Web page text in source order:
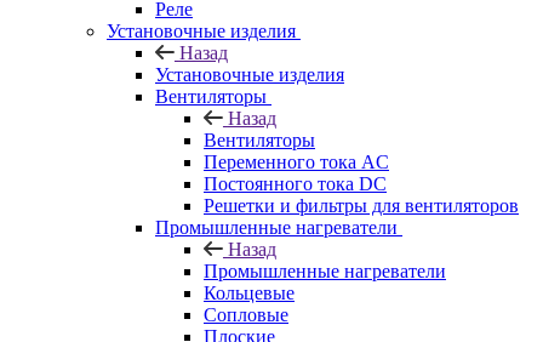
Реле
Установочные изделия
Назад
Установочные изделия
Вентиляторы
Назад
Вентиляторы
Переменного тока AC
Постоянного тока DC
Решетки и фильтры для вентиляторов
Промышленные нагреватели
Назад
Промышленные нагреватели
Кольцевые
Сопловые
Плоские